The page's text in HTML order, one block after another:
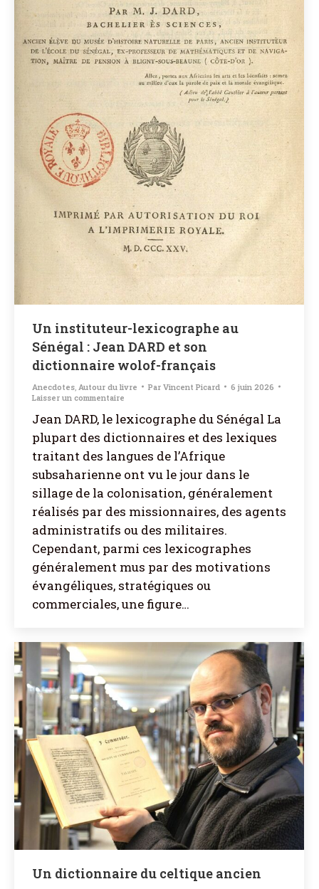
Un instituteur-lexicographe au
Sénégal : Jean DARD et son
dictionnaire wolof-français
Anecdotes Autour du livre Par Vincent Picard
6 juin 2026
Laisser un commentaire
Jean DARD, le lexicographe du Sénégal La
plupart des dictionnaires et des lexiques
traitant des langues de l’Afrique
subsaharienne ont vu le jour dans le
sillage de la colonisation, généralement
réalisés par des missionnaires, des agents
administratifs ou des militaires.
Cependant, parmi ces lexicographes
généralement mus par des motivations
évangéliques, stratégiques ou
commerciales, une figure…
Un dictionnaire du celtique ancien